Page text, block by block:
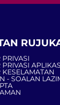
PRIVASI
KESELAMATAN
- SOALAN